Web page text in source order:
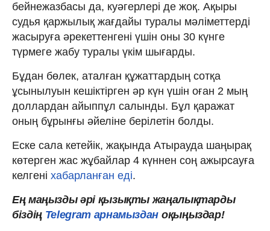
бейнежазбасы да, куәгерлері де жоқ. Ақыры
судья қаржылық жағдайы туралы мәліметтерді
жасыруға әрекеттенгені үшін оны 30 күнге
түрмеге жабу туралы үкім шығарды.
Бұдан бөлек, аталған құжаттардың сотқа
ұсынылуын кешіктірген әр күн үшін оған 2 мың
доллардан айыппұл салынды. Бұл қаражат
оның бұрынғы әйеліне берілетін болды.
Еске сала кетейік, жақында Атырауда шаңырақ
көтерген жас жұбайлар 4 күннен соң ажырсауға
келгені хабарланған еді.
Ең маңызды әрі қызықты жаңалықтарды
біздің Telegram арнамыздан оқыңыздар!